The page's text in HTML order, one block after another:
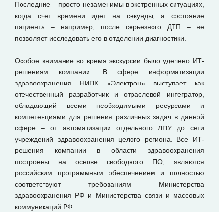
Последние – просто незаменимы в экстренных ситуациях,
когда счет времени идет на секунды, а состояние
пациента – например, после серьезного ДТП – не
позволяет исследовать его в отделении диагностики.
Особое внимание во время экскурсии было уделено ИТ-
решениям компании. В сфере информатизации
здравоохранения НИПК «Электрон» выступает как
отечественный разработчик и отраслевой интегратор,
обладающий всеми необходимыми ресурсами и
компетенциями для решения различных задач в данной
сфере – от автоматизации отдельного ЛПУ до сети
учреждений здравоохранения целого региона. Все ИТ-
решения компании в области здравоохранения
построены на основе свободного ПО, являются
российским программным обеспечением и полностью
соответствуют требованиям Министерства
здравоохранения РФ и Министерства связи и массовых
коммуникаций РФ.